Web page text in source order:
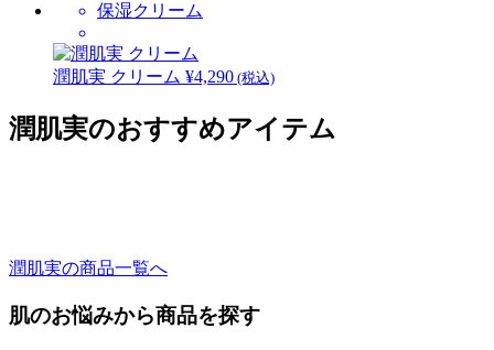
保湿クリーム
潤肌実 クリーム ¥4,290 (税込)
潤肌実のおすすめアイテム
潤肌実の商品一覧へ
肌のお悩みから商品を探す